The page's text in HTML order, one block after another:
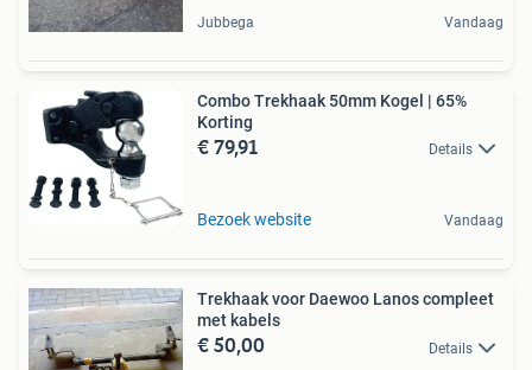
Jubbega Vandaag
Combo Trekhaak 50mm Kogel | 65%
Korting
€ 79,91 Details
Bezoek website Vandaag
Trekhaak voor Daewoo Lanos compleet
met kabels
€ 50,00 Details